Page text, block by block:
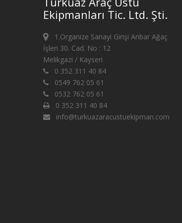
Ekipmanları Tic. Ltd. Şti.
1.Organize Sanayi Girişi Anbar Ağaç
İşleri 30. Cad. No : 12
Melikgazi / Kayseri
0 352 311 40 84
0549 762 05 61
0532 762 05 61
0 352 311 40 84
info@turkuazaracustuekipman.com